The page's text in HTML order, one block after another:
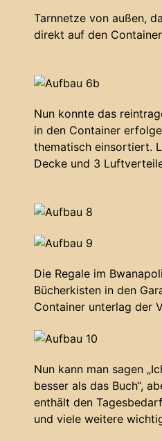
Tarnnetze von außen,
direkt auf den
Nun konnte das
in den Container
thematisch einsortiert.
Decke und 3
Die Regale im
Bücherkisten in den
Container unterlag der
Nun kann man sagen
besser als das Buch“,
enthält den
und viele weitere